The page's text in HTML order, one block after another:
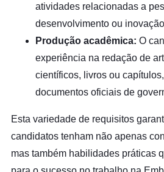
atividades relacionadas a
desenvolvimento ou
Produção acadêmica: O
experiência na redação de
científicos, livros ou
documentos oficiais de
Esta variedade de requisitos
candidatos tenham não apenas
mas também habilidades práticas